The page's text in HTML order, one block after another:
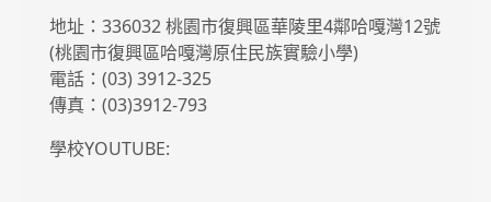
地址：336032 桃園市復興區華陵里4鄰哈嘎灣12號
(桃園市復興區哈嘎灣原住民族實驗小學)
電話：(03) 3912-325
傳真：(03)3912-793
學校YOUTUBE: